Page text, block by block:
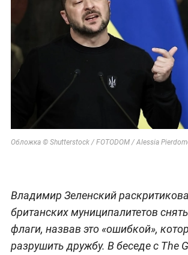
Обложка © Shutterstock / FOTODOM / Alessia
Владимир Зеленский
британских муниципалитетов
флаги, назвав это «ошибкой»,
разрушить дружбу. В беседе с The